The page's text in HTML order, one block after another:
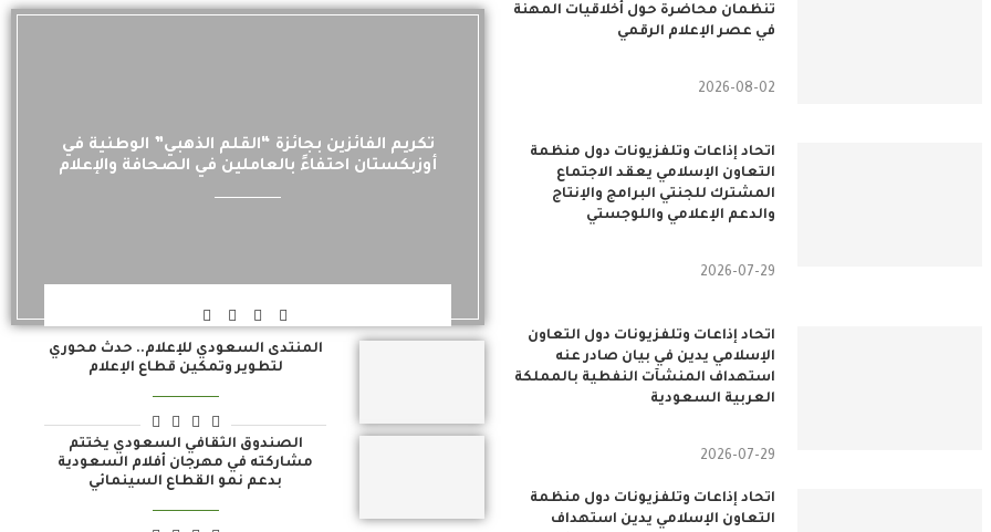
تنظمان محاضرة حول أخلاقيات المهنة
في عصر الإعلام الرقمي
2026-08-02
اتحاد إذاعات وتلفزيونات دول منظمة
التعاون الإسلامي يعقد الاجتماع
المشترك للجنتي البرامج والإنتاج
والدعم الإعلامي واللوجستي
2026-07-29
اتحاد إذاعات وتلفزيونات دول التعاون
الإسلامي يدين في بيان صادر عنه
استهداف المنشآت النفطية بالمملكة
العربية السعودية
2026-07-29
اتحاد إذاعات وتلفزيونات دول منظمة
التعاون الإسلامي يدين استهداف
تكريم الفائزين بجائزة “القلم الذهبي” الوطنية في
أوزبكستان احتفاءً بالعاملين في الصحافة والإعلام
المنتدى السعودي للإعلام.. حدث محوري
لتطوير وتمكين قطاع الإعلام
الصندوق الثقافي السعودي يختتم
مشاركته في مهرجان أفلام السعودية
بدعم نمو القطاع السينمائي